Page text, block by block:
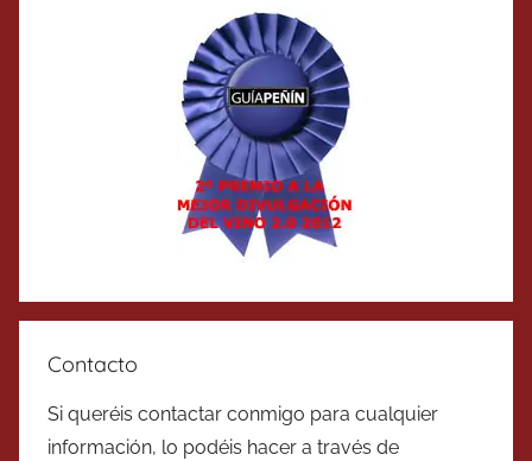
Contacto
Si queréis contactar conmigo para cualquier
información, lo podéis hacer a través de